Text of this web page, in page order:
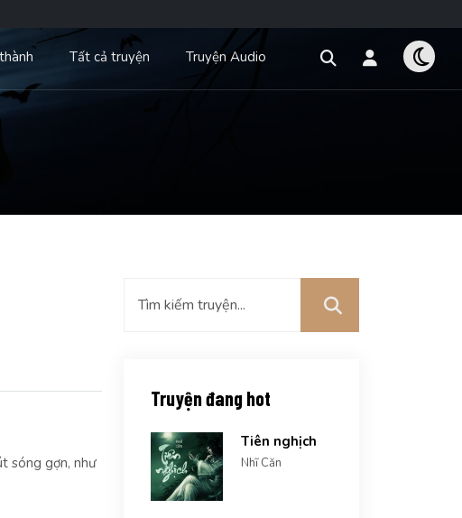
Tất cả truyện Truyện Audio
sóng gợn, như
Truyện đang hot
Tiên nghịch
Nhĩ Căn